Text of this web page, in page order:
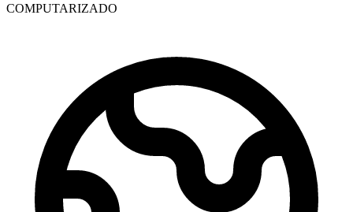
COMPUTARIZADO